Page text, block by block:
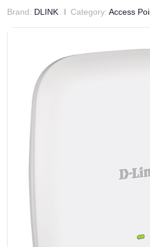
Brand: DLINK Category: Access